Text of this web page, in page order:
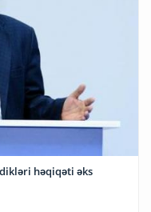
həqiqəti əks